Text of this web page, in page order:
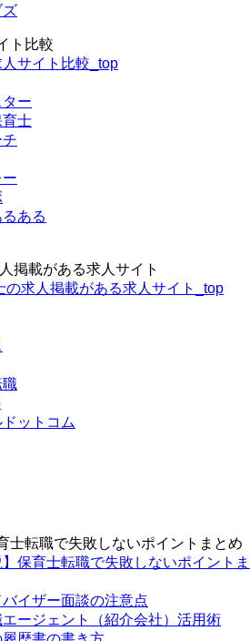
ズ
ト比較
サイト比較_top
ー
育士
ある
掲載がある求人サイト
の求人掲載がある求人サイト_top
職
ットコム
士転職で失敗しないポイントまとめ
】保育士転職で失敗しないポイントま
イザー面談の注意点
ージェント（紹介会社）活用術